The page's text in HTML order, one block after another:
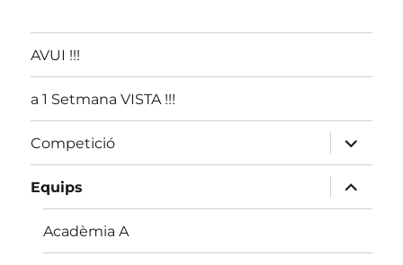
AVUI !!!
a 1 Setmana VISTA !!!
Competició
amplia
el
menú
fill
Equips
amplia
el
menú
Acadèmia A